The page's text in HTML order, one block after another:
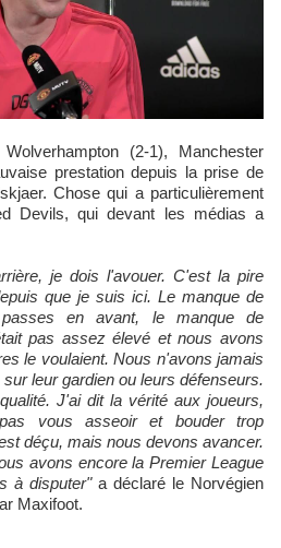
prestation depuis la prise de
Chose qui a particulièrement
Devils, qui devant les médias a
je dois l'avouer. C'est la pire
que je suis ici. Le manque de
en avant, le manque de
pas assez élevé et nous avons
le voulaient. Nous n'avons jamais
leur gardien ou leurs défenseurs.
J'ai dit la vérité aux joueurs,
vous asseoir et bouder trop
déçu, mais nous devons avancer.
avons encore la Premier League
à disputer"a déclaré le Norvégien
Maxifoot.